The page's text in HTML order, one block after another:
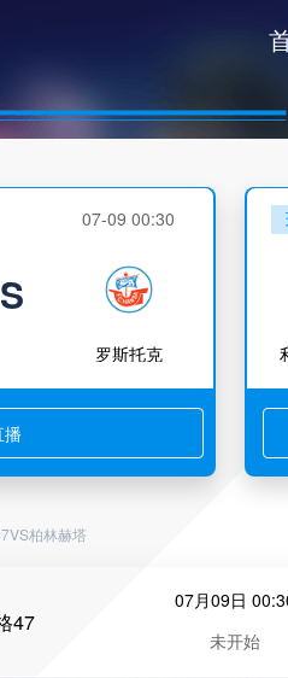
07-09 00:30
罗斯托克
播
柏林赫塔
47
07月09日
未开始